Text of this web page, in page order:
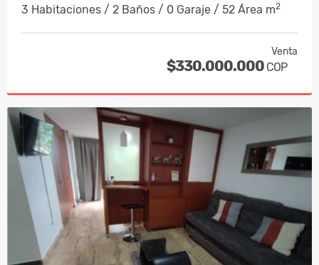
3 Habitaciones / 2 Baños / 0 Garaje / 52 Área m2
Venta
$330.000.000 COP